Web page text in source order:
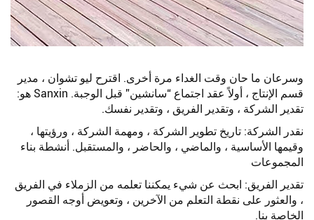
وسرعان ما حان وقت الغداء مرة أخرى. اقترح ليو تشوان ، مدير
قسم الإنتاج ، أولاً عقد اجتماع “سانشين” قبل الوجبة. Sanxin هو:
تقدير الشركة ، وتقدير الفريق ، وتقدير نفسك.
نقدر الشركة: تاريخ تطوير الشركة ، ومهمة الشركة ، ورؤيتها ،
وقيمها الأساسية ، والماضي ، والحاضر ، والمستقبل. أنشطة بناء
المجموعات
تقدير الفريق: ابحث عن شيء يمكننا تعلمه من الزملاء في الفريق
، والعثور على نقطة التعلم من الآخرين ، وتعويض أوجه القصور
الخاصة بنا.